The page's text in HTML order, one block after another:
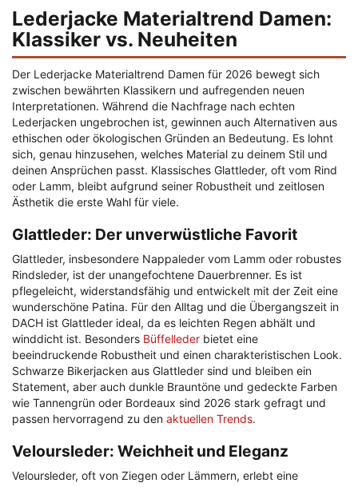
Lederjacke Materialtrend Damen:
Klassiker vs. Neuheiten
Der Lederjacke Materialtrend Damen für 2026 bewegt sich
zwischen bewährten Klassikern und aufregenden neuen
Interpretationen. Während die Nachfrage nach echten
Lederjacken ungebrochen ist, gewinnen auch Alternativen aus
ethischen oder ökologischen Gründen an Bedeutung. Es lohnt
sich, genau hinzusehen, welches Material zu deinem Stil und
deinen Ansprüchen passt. Klassisches Glattleder, oft vom Rind
oder Lamm, bleibt aufgrund seiner Robustheit und zeitlosen
Ästhetik die erste Wahl für viele.
Glattleder: Der unverwüstliche Favorit
Glattleder, insbesondere Nappaleder vom Lamm oder robustes
Rindsleder, ist der unangefochtene Dauerbrenner. Es ist
pflegeleicht, widerstandsfähig und entwickelt mit der Zeit eine
wunderschöne Patina. Für den Alltag und die Übergangszeit in
DACH ist Glattleder ideal, da es leichten Regen abhält und
winddicht ist. Besonders Büffelleder bietet eine
beeindruckende Robustheit und einen charakteristischen Look.
Schwarze Bikerjacken aus Glattleder sind und bleiben ein
Statement, aber auch dunkle Brauntöne und gedeckte Farben
wie Tannengrün oder Bordeaux sind 2026 stark gefragt und
passen hervorragend zu den aktuellen Trends.
Veloursleder: Weichheit und Eleganz
Veloursleder, oft von Ziegen oder Lämmern, erlebt eine